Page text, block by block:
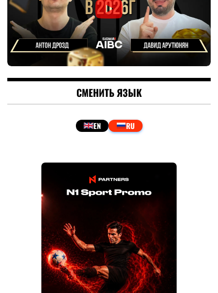
СМЕНИТЬ ЯЗЫК